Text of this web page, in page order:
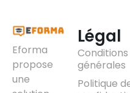
Eforma
propose
une
Légal
Conditions
générales
Politique